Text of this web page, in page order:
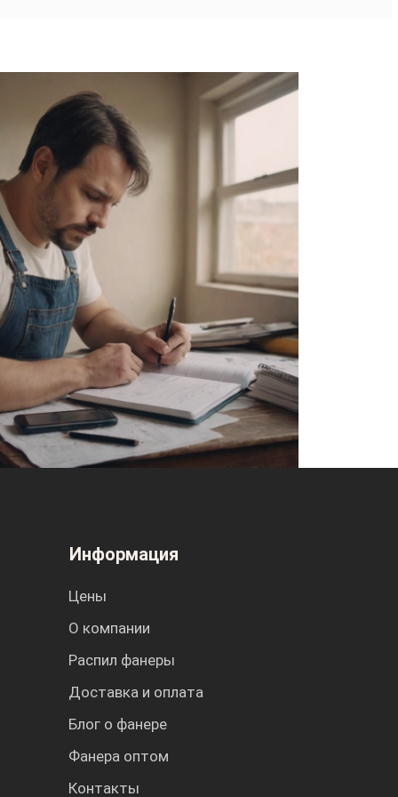
Информация
Цены
О компании
Распил фанеры
Доставка и оплата
Блог о фанере
Фанера оптом
Контакты